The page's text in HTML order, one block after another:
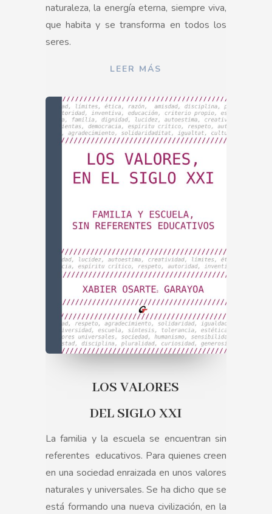
naturaleza, la energía eterna, siempre viva,
que habita y se transforma en todos los
seres.
LEER MÁS
LOS VALORES
DEL SIGLO XXI
La familia y la escuela se encuentran sin
referentes educativos. Para quienes creen
en una sociedad enraizada en unos valores
naturales y universales. Se ha dicho que se
está formando una nueva civilización, en la